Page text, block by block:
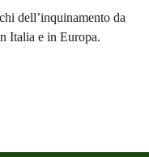
dell’inquinamento da
Italia e in Europa.